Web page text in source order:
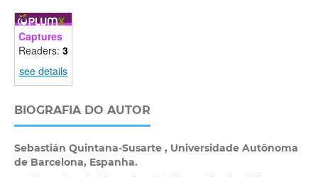
Captures
Readers: 3
see details
BIOGRAFIA DO AUTOR
Sebastián Quintana-Susarte , Universidade Autônoma
de Barcelona, Espanha.